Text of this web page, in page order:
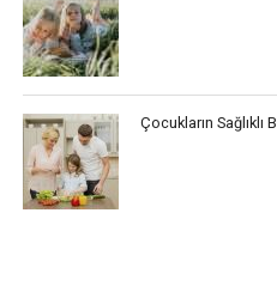
Çocukların Sağlıklı